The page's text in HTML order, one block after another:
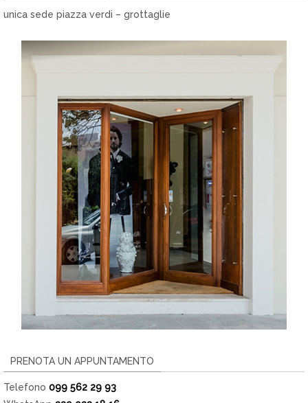
unica sede piazza verdi – grottaglie
PRENOTA UN APPUNTAMENTO
Telefono 099 562 29 93